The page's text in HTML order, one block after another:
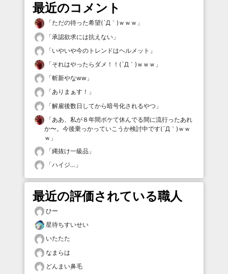
最近のコメント
「ただの待った希望(´Д｀)ｗｗｗ 」
「承認欲求には抗えない 」
「いやいや今のトレンドはヘルメット 」
「それはやったらダメ！！(´Д｀)ｗｗｗ 」
「斬新やなww 」
「ありまぁす！ 」
「解雇後数日してから暗号化されるやつ 」
「ああ、私が８年間ボケて休んでる間に流行ったあれ
か〜。今後乗っかっていこうか検討中です(´Д｀)ｗｗ
ｗ 」
「縄抜け一級品 」
「ハイジ… 」
最近の評価されている職人
ひー
星待ちすいせい
いたたた
なまらは
どんまい鼻毛